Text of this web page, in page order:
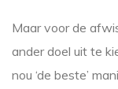
Maar voor de
ander doel uit te
nou ‘de beste’